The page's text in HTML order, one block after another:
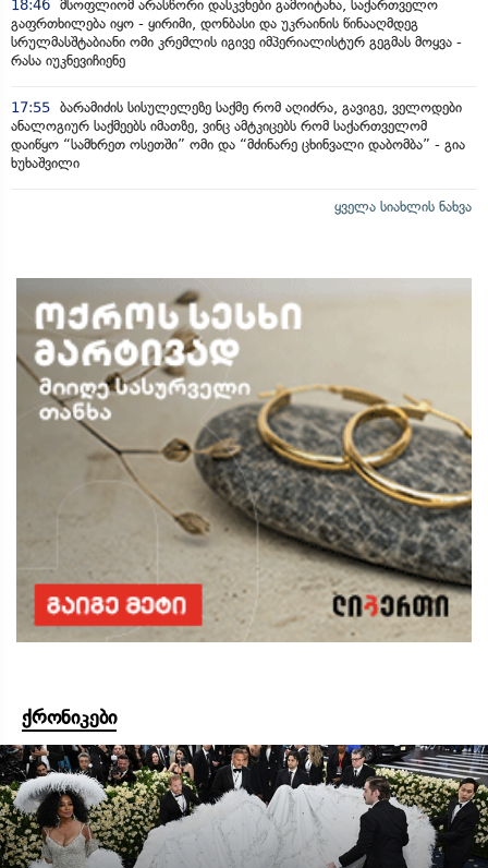
18:46 მსოფლიომ არასწორი დასკვნები გამოიტანა, საქართველო
გაფრთხილება იყო - ყირიმი, დონბასი და უკრაინის წინააღმდეგ
სრულმასშტაბიანი ომი კრემლის იგივე იმპერიალისტურ გეგმას მოყვა -
რასა იუკნევიჩიენე
17:55 ბარამიძის სისულელეზე საქმე რომ აღიძრა, გავიგე, ველოდები
ანალოგიურ საქმეებს იმათზე, ვინც ამტკიცებს რომ საქართველომ
დაიწყო “სამხრეთ ოსეთში” ომი და “მძინარე ცხინვალი დაბომბა” - გია
ხუხაშვილი
ყველა სიახლის ნახვა
ქრონიკები